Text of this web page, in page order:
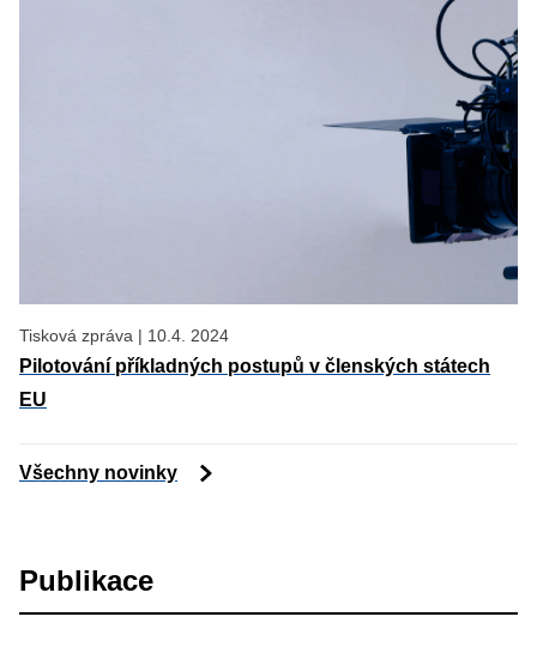
Tisková zpráva | 10.4. 2024
Pilotování příkladných postupů v členských státech
EU
Všechny novinky
Publikace